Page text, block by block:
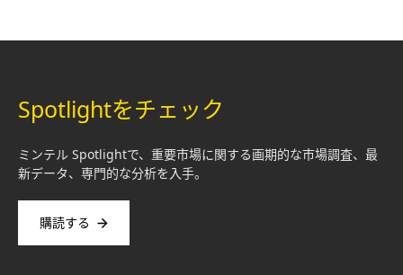
Spotlightをチェック
ミンテル Spotlightで、重要市場に関する画期的な市場調査、最
新データ、専門的な分析を入手。
購読する